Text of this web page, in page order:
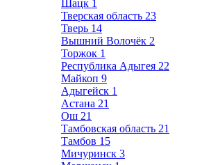
Шацк 1
Тверская область 23
Тверь 14
Вышний Волочёк 2
Торжок 1
Республика Адыгея 22
Майкоп 9
Адыгейск 1
Астана 21
Ош 21
Тамбовская область 21
Тамбов 15
Мичуринск 3